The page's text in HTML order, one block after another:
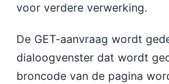
voor verdere verwerking.
De GET-aanvraag wordt
dialoogvenster dat wordt
broncode van de pagina